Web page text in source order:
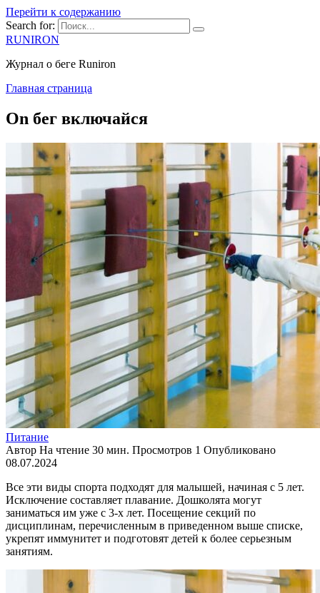
Перейти к содержанию
Search for:
RUNIRON
Журнал о беге Runiron
Главная страница
On бег включайся
Питание
Автор На чтение 30 мин. Просмотров 1 Опубликовано
08.07.2024
Все эти виды спорта подходят для малышей, начиная с 5 лет.
Исключение составляет плавание. Дошколята могут
заниматься им уже с 3-х лет. Посещение секций по
дисциплинам, перечисленным в приведенном выше списке,
укрепят иммунитет и подготовят детей к более серьезным
занятиям.